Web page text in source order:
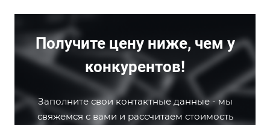
Получите цену ниже, чем у
конкурентов!
Заполните свои контактные данные - мы
свяжемся с вами и рассчитаем стоимость